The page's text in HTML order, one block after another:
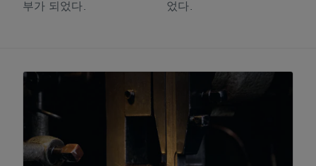
부가 되었다.
었다.